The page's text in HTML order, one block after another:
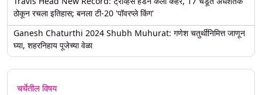
ठोकून रचला इतिहास; बनला टी-20 'पॉवरप्ले किंग'
Ganesh Chaturthi 2024 Shubh Muhurat: गणेश चतुर्थीनिमित्त जाणून
घ्या, शहरनिहाय पूजेच्या वेळा
चर्चेतील विषय